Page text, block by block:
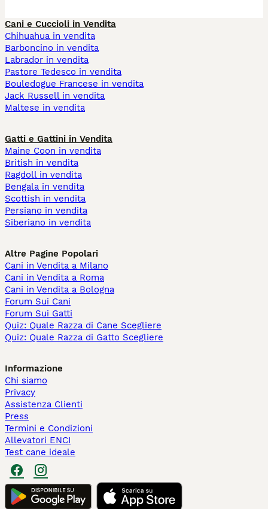
Cani e Cuccioli in Vendita
Chihuahua in vendita
Barboncino in vendita
Labrador in vendita
Pastore Tedesco in vendita
Bouledogue Francese in vendita
Jack Russell in vendita
Maltese in vendita
Gatti e Gattini in Vendita
Maine Coon in vendita
British in vendita
Ragdoll in vendita
Bengala in vendita
Scottish in vendita
Persiano in vendita
Siberiano in vendita
Altre Pagine Popolari
Cani in Vendita a Milano
Cani in Vendita a Roma
Cani in Vendita a Bologna
Forum Sui Cani
Forum Sui Gatti
Quiz: Quale Razza di Cane Scegliere
Quiz: Quale Razza di Gatto Scegliere
Informazione
Chi siamo
Privacy
Assistenza Clienti
Press
Termini e Condizioni
Allevatori ENCI
Test cane ideale